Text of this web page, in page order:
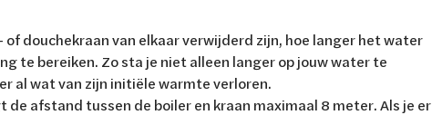
of douchekraan van elkaar verwijderd zijn, hoe langer het water
te bereiken. Zo sta je niet alleen langer op jouw water te
al wat van zijn initiële warmte verloren.
afstand tussen de boiler en kraan maximaal 8 meter. Als je er